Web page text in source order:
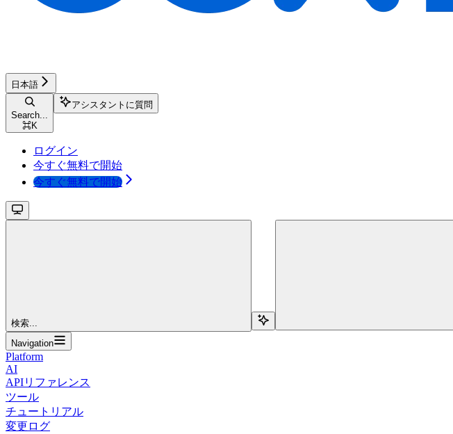
日本語
Search...
⌘K
アシスタントに質問
ログイン
今すぐ無料で開始
今すぐ無料で開始
検索...
Navigation
Platform
AI
APIリファレンス
ツール
チュートリアル
変更ログ